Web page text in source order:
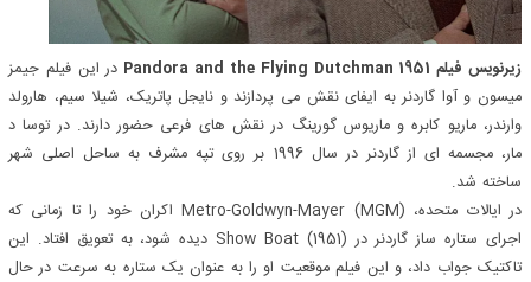
زیرنویس فیلم Pandora and the Flying Dutchman 1951
در این فیلم جیمز
میسون و آوا گاردنر به ایفای نقش می پردازند و نایجل پاتریک، شیلا سیم، هارولد
وارندر، ماریو کابره و ماریوس گورینگ در نقش های فرعی حضور دارند. در توسا د
مار، مجسمه ای از گاردنر در سال 1996 بر روی تپه مشرف به ساحل اصلی شهر
ساخته شد.
در ایالات متحده، Metro-Goldwyn-Mayer (MGM) اکران خود را تا زمانی که
اجرای ستاره ساز گاردنر در Show Boat (1951) دیده شود، به تعویق افتاد. این
تاکتیک جواب داد، و این فیلم موقعیت او را به عنوان یک ستاره به سرعت در حال